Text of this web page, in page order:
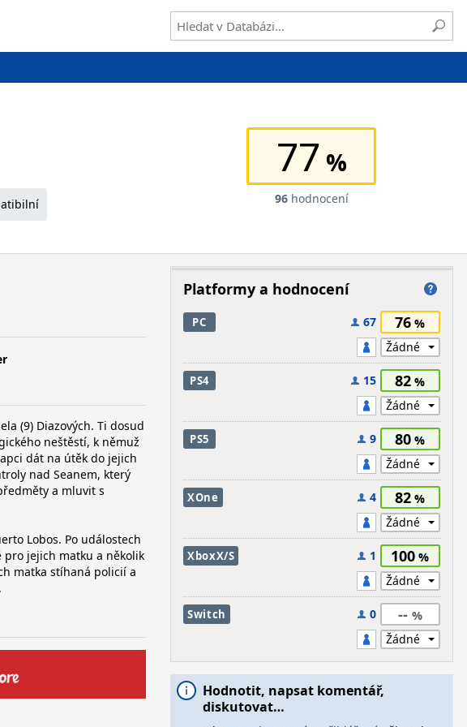
77
96hodnocení
(9) Diazových. Ti dosud
neštěstí, k němuž
dát na útěk do jejich
nad Seanem, který
a mluvit s
Lobos. Po událostech
pro jejich matku a několik
matka stíhaná policií a
Platformy a hodnocení
PC 67 76
PS4 15 82
PS5 9 80
XOne 4 82
XboxX/S 1 100
Switch 0 --
Hodnotit, napsat komentář,
diskutovat…